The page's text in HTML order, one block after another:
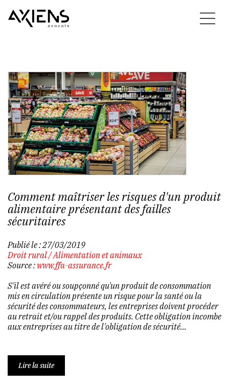
Comment maîtriser les risques d'un produit
alimentaire présentant des failles
sécuritaires
Publié le :27/03/2019
Droit rural/Alimentation et animaux
Source : www.ffa-assurance.fr
S'il est avéré ou soupçonné qu'un produit de consommation
mis en circulation présente un risque pour la santé ou la
sécurité des consommateurs, les entreprises doivent procéder
au retrait et/ou rappel des produits. Cette obligation incombe
aux entreprises au titre de l'obligation de sécurité...
Lire la suite